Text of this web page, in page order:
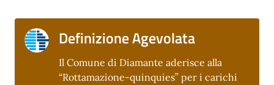
Definizione Agevolata
Il Comune di Diamante aderisce alla
“Rottamazione-quinquies” per i carichi